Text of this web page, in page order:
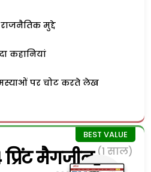
मुद्दे
कहानियां
पर चोट करते लेख
मैगजीन (1 साल)